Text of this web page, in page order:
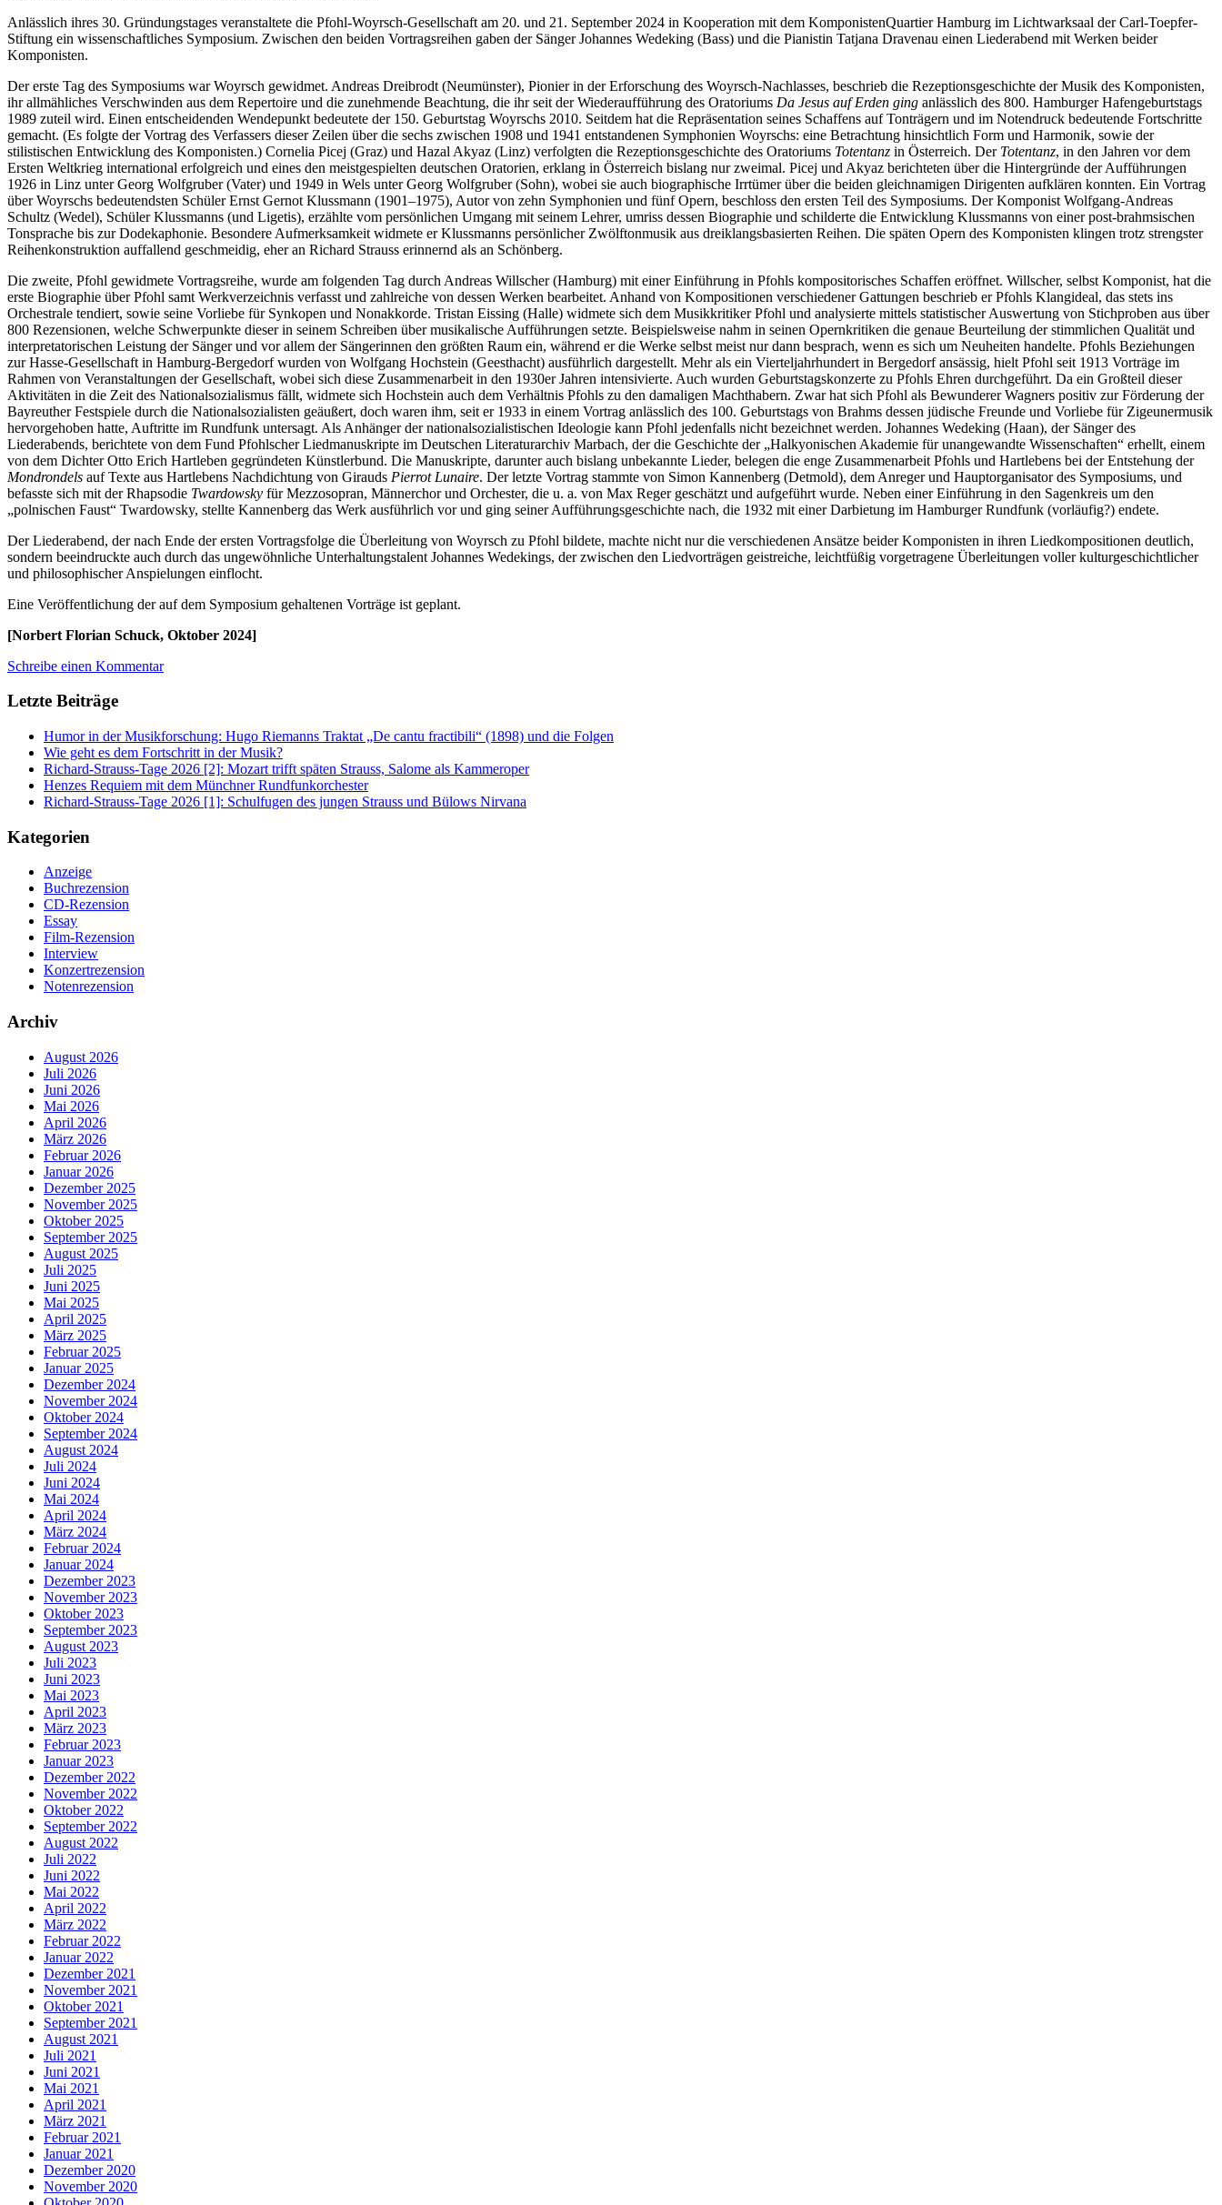
Anlässlich ihres 30. Gründungstages veranstaltete die Pfohl-Woyrsch-Gesellschaft am 20. und 21. September 2024 in Kooperation mit dem KomponistenQuartier Hamburg im Lichtwarksaal der Carl-Toepfer-
Stiftung ein wissenschaftliches Symposium. Zwischen den beiden Vortragsreihen gaben der Sänger Johannes Wedeking (Bass) und die Pianistin Tatjana Dravenau einen Liederabend mit Werken beider
Komponisten.
Der erste Tag des Symposiums war Woyrsch gewidmet. Andreas Dreibrodt (Neumünster), Pionier in der Erforschung des Woyrsch-Nachlasses, beschrieb die Rezeptionsgeschichte der Musik des Komponisten,
ihr allmähliches Verschwinden aus dem Repertoire und die zunehmende Beachtung, die ihr seit der Wiederaufführung des Oratoriums Da Jesus auf Erden ging anlässlich des 800. Hamburger Hafengeburtstags
1989 zuteil wird. Einen entscheidenden Wendepunkt bedeutete der 150. Geburtstag Woyrschs 2010. Seitdem hat die Repräsentation seines Schaffens auf Tonträgern und im Notendruck bedeutende Fortschritte
gemacht. (Es folgte der Vortrag des Verfassers dieser Zeilen über die sechs zwischen 1908 und 1941 entstandenen Symphonien Woyrschs: eine Betrachtung hinsichtlich Form und Harmonik, sowie der
stilistischen Entwicklung des Komponisten.) Cornelia Picej (Graz) und Hazal Akyaz (Linz) verfolgten die Rezeptionsgeschichte des Oratoriums Totentanz in Österreich. Der Totentanz, in den Jahren vor dem
Ersten Weltkrieg international erfolgreich und eines den meistgespielten deutschen Oratorien, erklang in Österreich bislang nur zweimal. Picej und Akyaz berichteten über die Hintergründe der Aufführungen
1926 in Linz unter Georg Wolfgruber (Vater) und 1949 in Wels unter Georg Wolfgruber (Sohn), wobei sie auch biographische Irrtümer über die beiden gleichnamigen Dirigenten aufklären konnten. Ein Vortrag
über Woyrschs bedeutendsten Schüler Ernst Gernot Klussmann (1901–1975), Autor von zehn Symphonien und fünf Opern, beschloss den ersten Teil des Symposiums. Der Komponist Wolfgang-Andreas
Schultz (Wedel), Schüler Klussmanns (und Ligetis), erzählte vom persönlichen Umgang mit seinem Lehrer, umriss dessen Biographie und schilderte die Entwicklung Klussmanns von einer post-brahmsischen
Tonsprache bis zur Dodekaphonie. Besondere Aufmerksamkeit widmete er Klussmanns persönlicher Zwölftonmusik aus dreiklangsbasierten Reihen. Die späten Opern des Komponisten klingen trotz strengster
Reihenkonstruktion auffallend geschmeidig, eher an Richard Strauss erinnernd als an Schönberg.
Die zweite, Pfohl gewidmete Vortragsreihe, wurde am folgenden Tag durch Andreas Willscher (Hamburg) mit einer Einführung in Pfohls kompositorisches Schaffen eröffnet. Willscher, selbst Komponist, hat die
erste Biographie über Pfohl samt Werkverzeichnis verfasst und zahlreiche von dessen Werken bearbeitet. Anhand von Kompositionen verschiedener Gattungen beschrieb er Pfohls Klangideal, das stets ins
Orchestrale tendiert, sowie seine Vorliebe für Synkopen und Nonakkorde. Tristan Eissing (Halle) widmete sich dem Musikkritiker Pfohl und analysierte mittels statistischer Auswertung von Stichproben aus über
800 Rezensionen, welche Schwerpunkte dieser in seinem Schreiben über musikalische Aufführungen setzte. Beispielsweise nahm in seinen Opernkritiken die genaue Beurteilung der stimmlichen Qualität und
interpretatorischen Leistung der Sänger und vor allem der Sängerinnen den größten Raum ein, während er die Werke selbst meist nur dann besprach, wenn es sich um Neuheiten handelte. Pfohls Beziehungen
zur Hasse-Gesellschaft in Hamburg-Bergedorf wurden von Wolfgang Hochstein (Geesthacht) ausführlich dargestellt. Mehr als ein Vierteljahrhundert in Bergedorf ansässig, hielt Pfohl seit 1913 Vorträge im
Rahmen von Veranstaltungen der Gesellschaft, wobei sich diese Zusammenarbeit in den 1930er Jahren intensivierte. Auch wurden Geburtstagskonzerte zu Pfohls Ehren durchgeführt. Da ein Großteil dieser
Aktivitäten in die Zeit des Nationalsozialismus fällt, widmete sich Hochstein auch dem Verhältnis Pfohls zu den damaligen Machthabern. Zwar hat sich Pfohl als Bewunderer Wagners positiv zur Förderung der
Bayreuther Festspiele durch die Nationalsozialisten geäußert, doch waren ihm, seit er 1933 in einem Vortrag anlässlich des 100. Geburtstags von Brahms dessen jüdische Freunde und Vorliebe für Zigeunermusik
hervorgehoben hatte, Auftritte im Rundfunk untersagt. Als Anhänger der nationalsozialistischen Ideologie kann Pfohl jedenfalls nicht bezeichnet werden. Johannes Wedeking (Haan), der Sänger des
Liederabends, berichtete von dem Fund Pfohlscher Liedmanuskripte im Deutschen Literaturarchiv Marbach, der die Geschichte der „Halkyonischen Akademie für unangewandte Wissenschaften“ erhellt, einem
von dem Dichter Otto Erich Hartleben gegründeten Künstlerbund. Die Manuskripte, darunter auch bislang unbekannte Lieder, belegen die enge Zusammenarbeit Pfohls und Hartlebens bei der Entstehung der
Mondrondels auf Texte aus Hartlebens Nachdichtung von Girauds Pierrot Lunaire. Der letzte Vortrag stammte von Simon Kannenberg (Detmold), dem Anreger und Hauptorganisator des Symposiums, und
befasste sich mit der Rhapsodie Twardowsky für Mezzosopran, Männerchor und Orchester, die u. a. von Max Reger geschätzt und aufgeführt wurde. Neben einer Einführung in den Sagenkreis um den
„polnischen Faust“ Twardowsky, stellte Kannenberg das Werk ausführlich vor und ging seiner Aufführungsgeschichte nach, die 1932 mit einer Darbietung im Hamburger Rundfunk (vorläufig?) endete.
Der Liederabend, der nach Ende der ersten Vortragsfolge die Überleitung von Woyrsch zu Pfohl bildete, machte nicht nur die verschiedenen Ansätze beider Komponisten in ihren Liedkompositionen deutlich,
sondern beeindruckte auch durch das ungewöhnliche Unterhaltungstalent Johannes Wedekings, der zwischen den Liedvorträgen geistreiche, leichtfüßig vorgetragene Überleitungen voller kulturgeschichtlicher
und philosophischer Anspielungen einflocht.
Eine Veröffentlichung der auf dem Symposium gehaltenen Vorträge ist geplant.
[Norbert Florian Schuck, Oktober 2024]
Schreibe einen Kommentar
Letzte Beiträge
Humor in der Musikforschung: Hugo Riemanns Traktat „De cantu fractibili“ (1898) und die Folgen
Wie geht es dem Fortschritt in der Musik?
Richard-Strauss-Tage 2026 [2]: Mozart trifft späten Strauss, Salome als Kammeroper
Henzes Requiem mit dem Münchner Rundfunkorchester
Richard-Strauss-Tage 2026 [1]: Schulfugen des jungen Strauss und Bülows Nirvana
Kategorien
Anzeige
Buchrezension
CD-Rezension
Essay
Film-Rezension
Interview
Konzertrezension
Notenrezension
Archiv
August 2026
Juli 2026
Juni 2026
Mai 2026
April 2026
März 2026
Februar 2026
Januar 2026
Dezember 2025
November 2025
Oktober 2025
September 2025
August 2025
Juli 2025
Juni 2025
Mai 2025
April 2025
März 2025
Februar 2025
Januar 2025
Dezember 2024
November 2024
Oktober 2024
September 2024
August 2024
Juli 2024
Juni 2024
Mai 2024
April 2024
März 2024
Februar 2024
Januar 2024
Dezember 2023
November 2023
Oktober 2023
September 2023
August 2023
Juli 2023
Juni 2023
Mai 2023
April 2023
März 2023
Februar 2023
Januar 2023
Dezember 2022
November 2022
Oktober 2022
September 2022
August 2022
Juli 2022
Juni 2022
Mai 2022
April 2022
März 2022
Februar 2022
Januar 2022
Dezember 2021
November 2021
Oktober 2021
September 2021
August 2021
Juli 2021
Juni 2021
Mai 2021
April 2021
März 2021
Februar 2021
Januar 2021
Dezember 2020
November 2020